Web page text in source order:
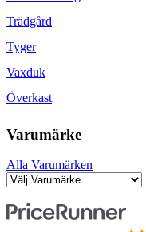
Trädgård
Tyger
Vaxduk
Överkast
Varumärke
Alla Varumärken